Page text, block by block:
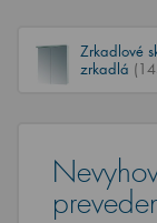
Zrkadlové
zrkadlá